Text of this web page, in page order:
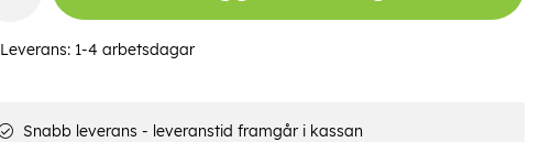
Leverans: 1-4 arbetsdagar
Snabb leverans - leveranstid framgår i kassan